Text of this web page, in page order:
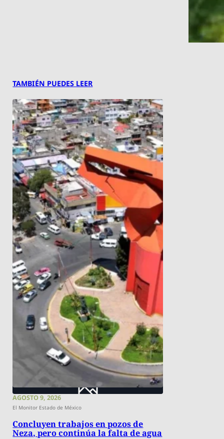
TAMBIÉN PUEDES LEER
AGOSTO 9, 2026
El Monitor Estado de México
Concluyen trabajos en pozos de
Neza, pero continúa la falta de agua